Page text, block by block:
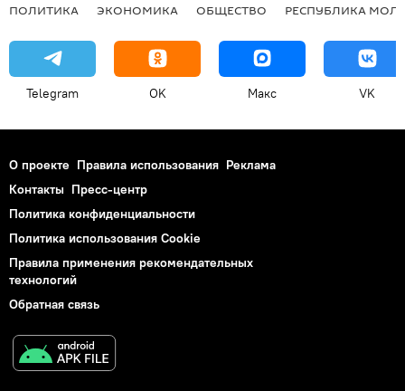
ПОЛИТИКА ЭКОНОМИКА ОБЩЕСТВО РЕСПУБЛИКА
Telegram OK Макс VK
О проекте Правила использования Реклама
Контакты Пресс-центр
Политика конфиденциальности
Политика использования Cookie
Правила применения рекомендательных
технологий
Обратная связь